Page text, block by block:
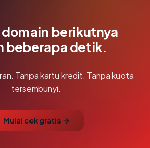
domain berikutnya
beberapa detik.
Tanpa kartu kredit. Tanpa kuota
tersembunyi.
Mulai cek gratis →